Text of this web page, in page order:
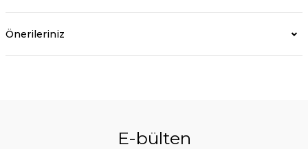
Önerileriniz
E-bülten